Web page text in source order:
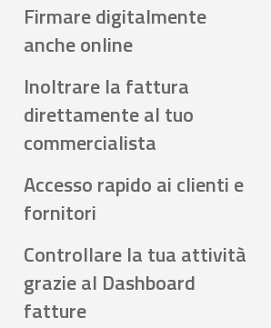
Firmare digitalmente
anche online
Inoltrare la fattura
direttamente al tuo
commercialista
Accesso rapido ai clienti e
fornitori
Controllare la tua attività
grazie al Dashboard
fatture